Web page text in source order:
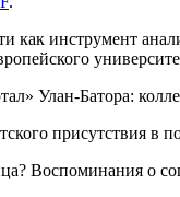
инструмент
Улан-Батора:
присутствия в
Воспоминания о